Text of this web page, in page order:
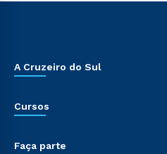
A Cruzeiro do Sul
Cursos
Faça parte